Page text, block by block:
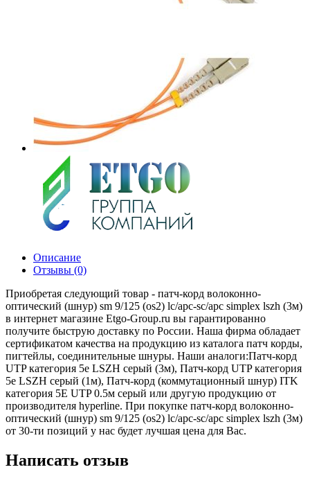
Описание
Отзывы (0)
Приобретая следующий товар - патч-корд волоконно-
оптический (шнур) sm 9/125 (os2) lc/apc-sc/apc simplex lszh (3м)
в интернет магазине Etgo-Group.ru вы гарантированно
получите быструю доставку по России. Наша фирма обладает
сертификатом качества на продукцию из каталога патч корды,
пигтейлы, соединительные шнуры. Наши аналоги:Патч-корд
UTP категория 5e LSZH серый (3м), Патч-корд UTP категория
5e LSZH серый (1м), Патч-корд (коммутационный шнур) ITK
категория 5Е UTP 0.5м серый или другую продукцию от
производителя hyperline. При покупке патч-корд волоконно-
оптический (шнур) sm 9/125 (os2) lc/apc-sc/apc simplex lszh (3м)
от 30-ти позиций у нас будет лучшая цена для Вас.
Написать отзыв